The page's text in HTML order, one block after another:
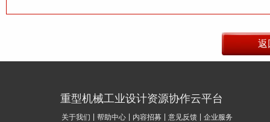
重型机械工业设计资源协作云平台
关于我们 帮助中心 内容招募 意见反馈
企业服务